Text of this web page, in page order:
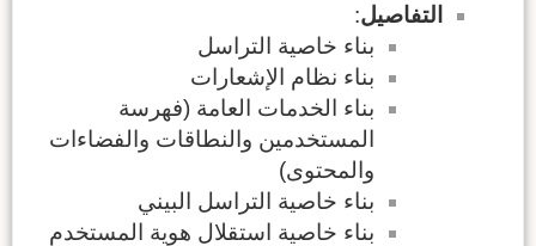
التفاصيل:
بناء خاصية التراسل
بناء نظام الإشعارات
بناء الخدمات العامة (فهرسة
المستخدمين والنطاقات والفضاءات
والمحتوى)
بناء خاصية التراسل البيني
بناء خاصية استقلال هوية المستخدم